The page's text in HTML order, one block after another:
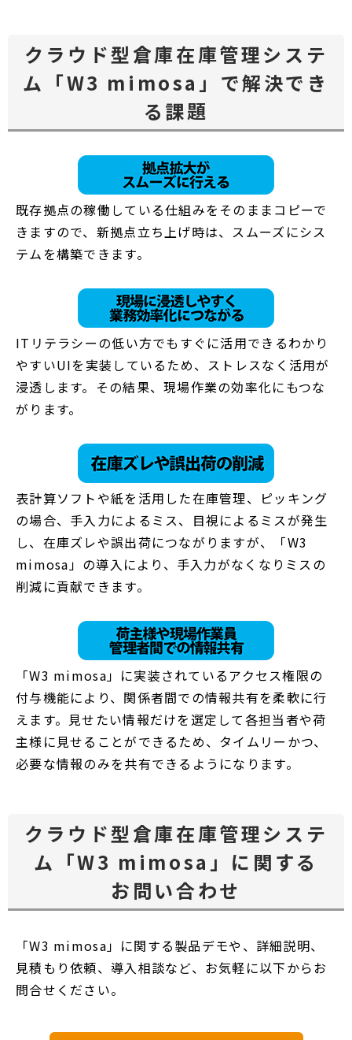
クラウド型倉庫在庫管理システ
ム「W3 mimosa」で解決でき
る課題
既存拠点の稼働している仕組みをそのままコピーで
きますので、新拠点立ち上げ時は、スムーズにシス
テムを構築できます。
ITリテラシーの低い方でもすぐに活用できるわかり
やすいUIを実装しているため、ストレスなく活用が
浸透します。その結果、現場作業の効率化にもつな
がります。
表計算ソフトや紙を活用した在庫管理、ピッキング
の場合、手入力によるミス、目視によるミスが発生
し、在庫ズレや誤出荷につながりますが、「W3
mimosa」の導入により、手入力がなくなりミスの
削減に貢献できます。
「W3 mimosa」に実装されているアクセス権限の
付与機能により、関係者間での情報共有を柔軟に行
えます。見せたい情報だけを選定して各担当者や荷
主様に見せることができるため、タイムリーかつ、
必要な情報のみを共有できるようになります。
クラウド型倉庫在庫管理システ
ム「W3 mimosa」に関する
お問い合わせ
「W3 mimosa」に関する製品デモや、詳細説明、
見積もり依頼、導入相談など、お気軽に以下からお
問合せください。